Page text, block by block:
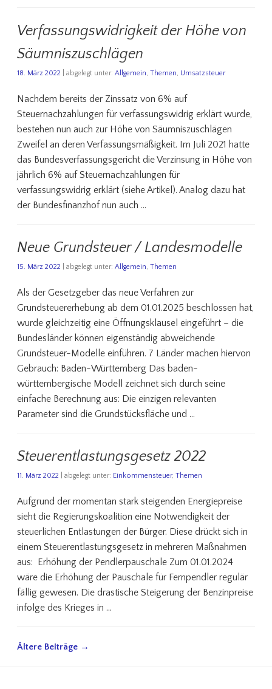
Verfassungswidrigkeit der Höhe von
Säumniszuschlägen
18. März 2022 | abgelegt unter: Allgemein Themen Umsatzsteuer
Nachdem bereits der Zinssatz von 6% auf
Steuernachzahlungen für verfassungswidrig erklärt wurde,
bestehen nun auch zur Höhe von Säumniszuschlägen
Zweifel an deren Verfassungsmäßigkeit. Im Juli 2021 hatte
das Bundesverfassungsgericht die Verzinsung in Höhe von
jährlich 6% auf Steuernachzahlungen für
verfassungswidrig erklärt (siehe Artikel). Analog dazu hat
der Bundesfinanzhof nun auch …
Neue Grundsteuer / Landesmodelle
15. März 2022 | abgelegt unter: Allgemein Themen
Als der Gesetzgeber das neue Verfahren zur
Grundsteuererhebung ab dem 01.01.2025 beschlossen hat,
wurde gleichzeitig eine Öffnungsklausel eingeführt – die
Bundesländer können eigenständig abweichende
Grundsteuer-Modelle einführen. 7 Länder machen hiervon
Gebrauch: Baden-Württemberg Das baden-
württembergische Modell zeichnet sich durch seine
einfache Berechnung aus: Die einzigen relevanten
Parameter sind die Grundstücksfläche und …
Steuerentlastungsgesetz 2022
11. März 2022 | abgelegt unter: Einkommensteuer, Themen
Aufgrund der momentan stark steigenden Energiepreise
sieht die Regierungskoalition eine Notwendigkeit der
steuerlichen Entlastungen der Bürger. Diese drückt sich in
einem Steuerentlastungsgesetz in mehreren Maßnahmen
aus: Erhöhung der Pendlerpauschale Zum 01.01.2024
wäre die Erhöhung der Pauschale für Fernpendler regulär
fällig gewesen. Die drastische Steigerung der Benzinpreise
infolge des Krieges in …
Ältere Beiträge →